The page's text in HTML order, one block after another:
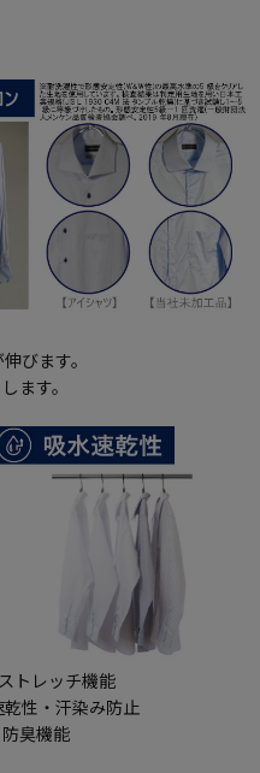
びます。
ます。
トレッチ機能
性・汗染み防止
臭機能